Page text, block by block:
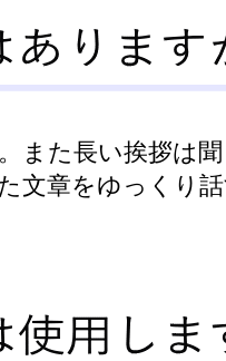
た長い挨拶は聞
文章をゆっくり